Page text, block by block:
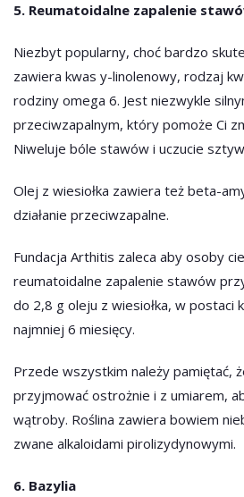
5. Reumatoidalne zapalenie
Niezbyt popularny, choć bardzo
zawiera kwas y-linolenowy, rodzaj
rodziny omega 6. Jest niezwykle
przeciwzapalnym, który pomoże Ci
Niweluje bóle stawów i uczucie
Olej z wiesiołka zawiera też beta-
działanie przeciwzapalne.
Fundacja Arthitis zaleca aby osoby
reumatoidalne zapalenie stawów
do 2,8 g oleju z wiesiołka, w postaci
najmniej 6 miesięcy.
Przede wszystkim należy pamiętać,
przyjmować ostrożnie i z umiarem,
wątroby. Roślina zawiera bowiem
zwane alkaloidami pirolizydynowymi.
6. Bazylia